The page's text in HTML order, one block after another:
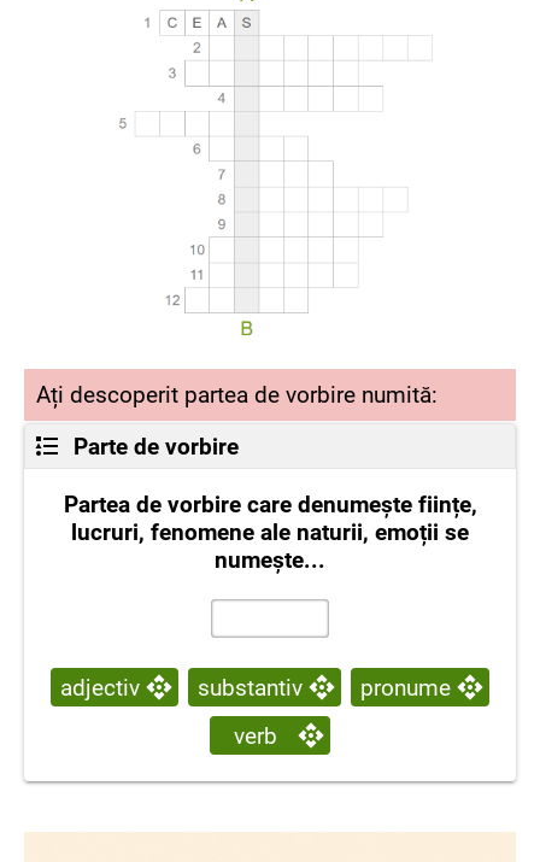
Ați descoperit partea de vorbire numită:
Parte de vorbire
Partea de vorbire care denumește ființe,
lucruri, fenomene ale naturii, emoții se
numește...
adjectiv substantiv
pronume
verb